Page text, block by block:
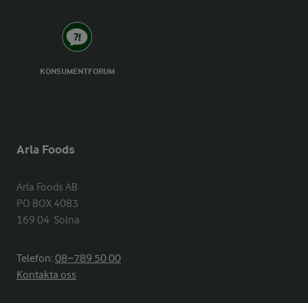
KONSUMENTFORUM
Arla Foods
Arla Foods AB
PO BOX 4083
169 04  Solna
Telefon:08−789 50 00
Kontakta oss